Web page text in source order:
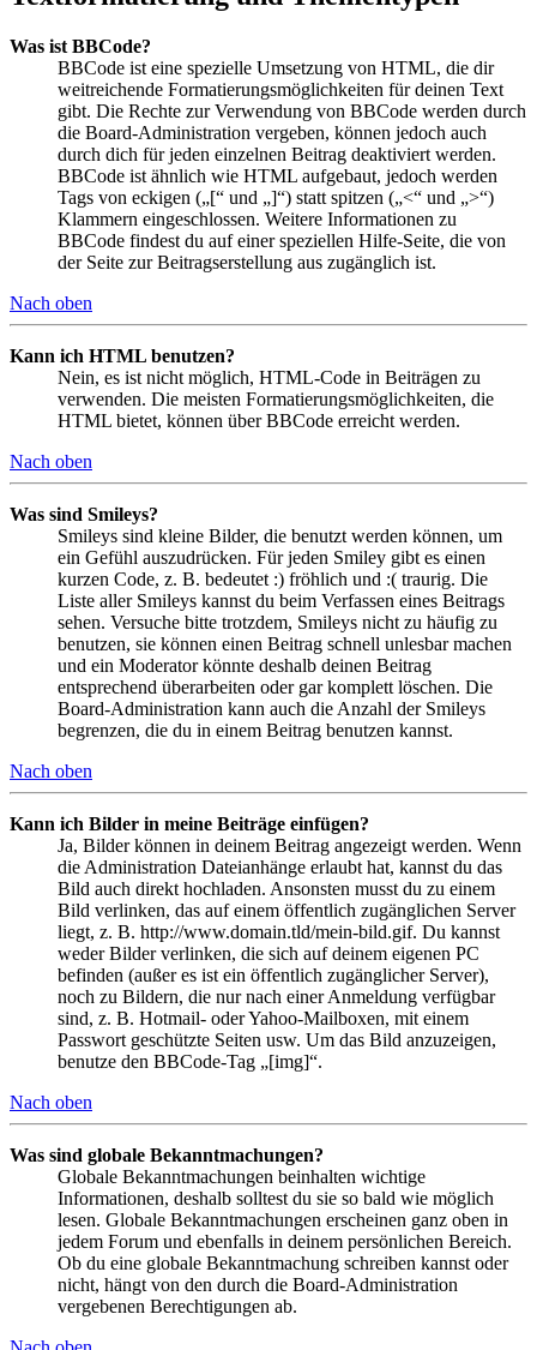
Was ist BBCode?
BBCode ist eine spezielle Umsetzung von HTML, die dir
weitreichende Formatierungsmöglichkeiten für deinen Text
gibt. Die Rechte zur Verwendung von BBCode werden durch
die Board-Administration vergeben, können jedoch auch
durch dich für jeden einzelnen Beitrag deaktiviert werden.
BBCode ist ähnlich wie HTML aufgebaut, jedoch werden
Tags von eckigen („[“ und „]“) statt spitzen („<“ und „>“)
Klammern eingeschlossen. Weitere Informationen zu
BBCode findest du auf einer speziellen Hilfe-Seite, die von
der Seite zur Beitragserstellung aus zugänglich ist.
Nach oben
Kann ich HTML benutzen?
Nein, es ist nicht möglich, HTML-Code in Beiträgen zu
verwenden. Die meisten Formatierungsmöglichkeiten, die
HTML bietet, können über BBCode erreicht werden.
Nach oben
Was sind Smileys?
Smileys sind kleine Bilder, die benutzt werden können, um
ein Gefühl auszudrücken. Für jeden Smiley gibt es einen
kurzen Code, z. B. bedeutet :) fröhlich und :( traurig. Die
Liste aller Smileys kannst du beim Verfassen eines Beitrags
sehen. Versuche bitte trotzdem, Smileys nicht zu häufig zu
benutzen, sie können einen Beitrag schnell unlesbar machen
und ein Moderator könnte deshalb deinen Beitrag
entsprechend überarbeiten oder gar komplett löschen. Die
Board-Administration kann auch die Anzahl der Smileys
begrenzen, die du in einem Beitrag benutzen kannst.
Nach oben
Kann ich Bilder in meine Beiträge einfügen?
Ja, Bilder können in deinem Beitrag angezeigt werden. Wenn
die Administration Dateianhänge erlaubt hat, kannst du das
Bild auch direkt hochladen. Ansonsten musst du zu einem
Bild verlinken, das auf einem öffentlich zugänglichen Server
liegt, z. B. http://www.domain.tld/mein-bild.gif. Du kannst
weder Bilder verlinken, die sich auf deinem eigenen PC
befinden (außer es ist ein öffentlich zugänglicher Server),
noch zu Bildern, die nur nach einer Anmeldung verfügbar
sind, z. B. Hotmail- oder Yahoo-Mailboxen, mit einem
Passwort geschützte Seiten usw. Um das Bild anzuzeigen,
benutze den BBCode-Tag „[img]“.
Nach oben
Was sind globale Bekanntmachungen?
Globale Bekanntmachungen beinhalten wichtige
Informationen, deshalb solltest du sie so bald wie möglich
lesen. Globale Bekanntmachungen erscheinen ganz oben in
jedem Forum und ebenfalls in deinem persönlichen Bereich.
Ob du eine globale Bekanntmachung schreiben kannst oder
nicht, hängt von den durch die Board-Administration
vergebenen Berechtigungen ab.